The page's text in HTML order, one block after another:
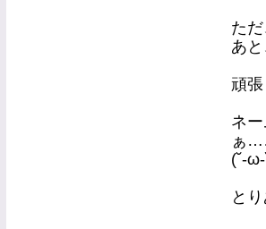
た
あ
頑張
ネ
ぁ
(˘-
と